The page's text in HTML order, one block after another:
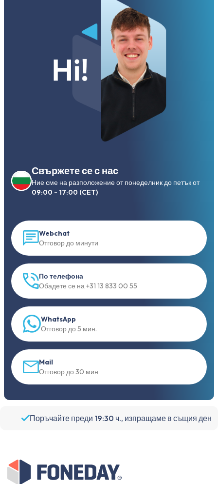
Свържете се с нас
Ние сме на разположение от понеделник до петък от
09:00 - 17:00 (CET)
Webchat
Отговор до минути
По телефона
Обадете се на +31 13 833 00 55
WhatsApp
Отговор до 5 мин.
Mail
Отговор до 30 мин
Поръчайте преди 19:30 ч., изпращаме в същия ден